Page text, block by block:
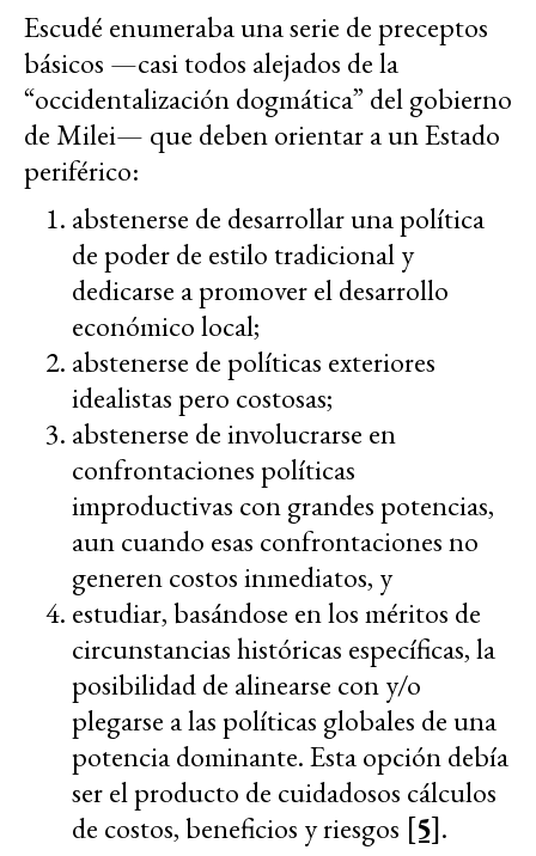
Escudé enumeraba una serie de preceptos
básicos —casi todos alejados de la
“occidentalización dogmática” del gobierno
de Milei— que deben orientar a un Estado
periférico:
abstenerse de desarrollar una política
de poder de estilo tradicional y
dedicarse a promover el desarrollo
económico local;
abstenerse de políticas exteriores
idealistas pero costosas;
abstenerse de involucrarse en
confrontaciones políticas
improductivas con grandes potencias,
aun cuando esas confrontaciones no
generen costos inmediatos, y
estudiar, basándose en los méritos de
circunstancias históricas específicas, la
posibilidad de alinearse con y/o
plegarse a las políticas globales de una
potencia dominante. Esta opción debía
ser el producto de cuidadosos cálculos
de costos, beneficios y riesgos [5].